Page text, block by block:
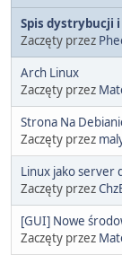
Spis dystrybucji
Zaczęty przez
Arch Linux
Zaczęty przez
Strona Na
Zaczęty przez
Linux jako server
Zaczęty przez
[GUI] Nowe
Zaczęty przez